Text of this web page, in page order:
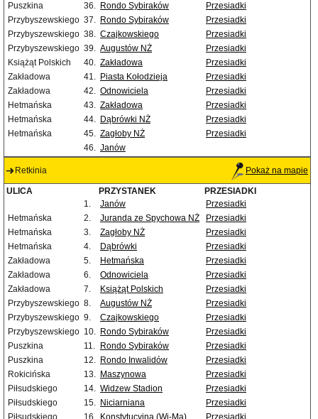
Puszkina
36. Rondo Sybiraków
Przesiadki
Przybyszewskiego 37. Rondo Sybiraków
Przesiadki
Przybyszewskiego 38. Czajkowskiego
Przesiadki
Przybyszewskiego 39. Augustów NŻ
Przesiadki
Książąt Polskich
40. Zakładowa
Przesiadki
Zakładowa
41. Piasta Kołodzieja
Przesiadki
Zakładowa
42. Odnowiciela
Przesiadki
Hetmańska
43. Zakładowa
Przesiadki
Hetmańska
44. Dąbrówki NŻ
Przesiadki
Hetmańska
45. Zagłoby NŻ
Przesiadki
46. Janów
Retkinia Pokaż na mapie
ULICA PRZYSTANEK
PRZESIADKI
1.
Janów
Przesiadki
Hetmańska
2. Juranda ze Spychowa NŻ
Przesiadki
Hetmańska
3. Zagłoby NŻ
Przesiadki
Hetmańska
4. Dąbrówki
Przesiadki
Zakładowa
5. Hetmańska
Przesiadki
Zakładowa
6. Odnowiciela
Przesiadki
Zakładowa
7. Książąt Polskich
Przesiadki
Przybyszewskiego 8. Augustów NŻ
Przesiadki
Przybyszewskiego 9. Czajkowskiego
Przesiadki
Przybyszewskiego 10. Rondo Sybiraków
Przesiadki
Puszkina
11. Rondo Sybiraków
Przesiadki
Puszkina
12. Rondo Inwalidów
Przesiadki
Rokicińska
13. Maszynowa
Przesiadki
Piłsudskiego
14. Widzew Stadion
Przesiadki
Piłsudskiego
15. Niciarniana
Przesiadki
Piłsudskiego
16. Konstytucyjna (Wi-Ma)
Przesiadki